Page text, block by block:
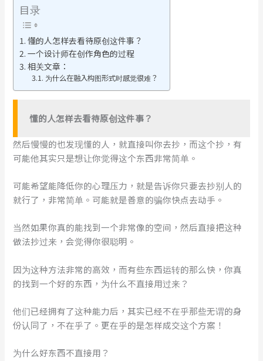
目录
懂的人怎样去看待原创这件事？
一个设计师在创作角色的过程
相关文章：
为什么在融入构图形式时感觉很难？
懂的人怎样去看待原创这件事？
然后慢慢的也发现懂的人，就直接叫你去抄，而这个抄，有
可能他其实只是想让你觉得这个东西非常简单。
可能希望能降低你的心理压力，就是告诉你只要去抄别人的
就行了，非常简单。可能就是善意的骗你快点去动手。
当然如果你真的能找到一个非常像的空间，然后直接把这种
做法抄过来，会觉得你很聪明。
因为这种方法非常的高效，而有些东西运转的那么快，你真
的找到一个好的东西，为什么不直接用过来？
他们已经拥有了这种能力后，其实已经不在乎那些无谓的身
份认同了，不在乎了。更在乎的是怎样成交这个方案！
为什么好东西不直接用？